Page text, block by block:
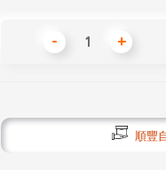
- +
順豐